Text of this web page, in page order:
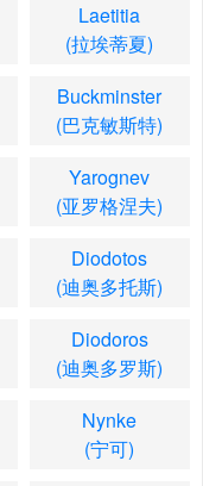
Laetitia
(拉埃蒂夏)
Buckminster
(巴克敏斯特)
Yarognev
(亚罗格涅夫)
Diodotos
(迪奥多托斯)
Diodoros
(迪奥多罗斯)
Nynke
(宁可)